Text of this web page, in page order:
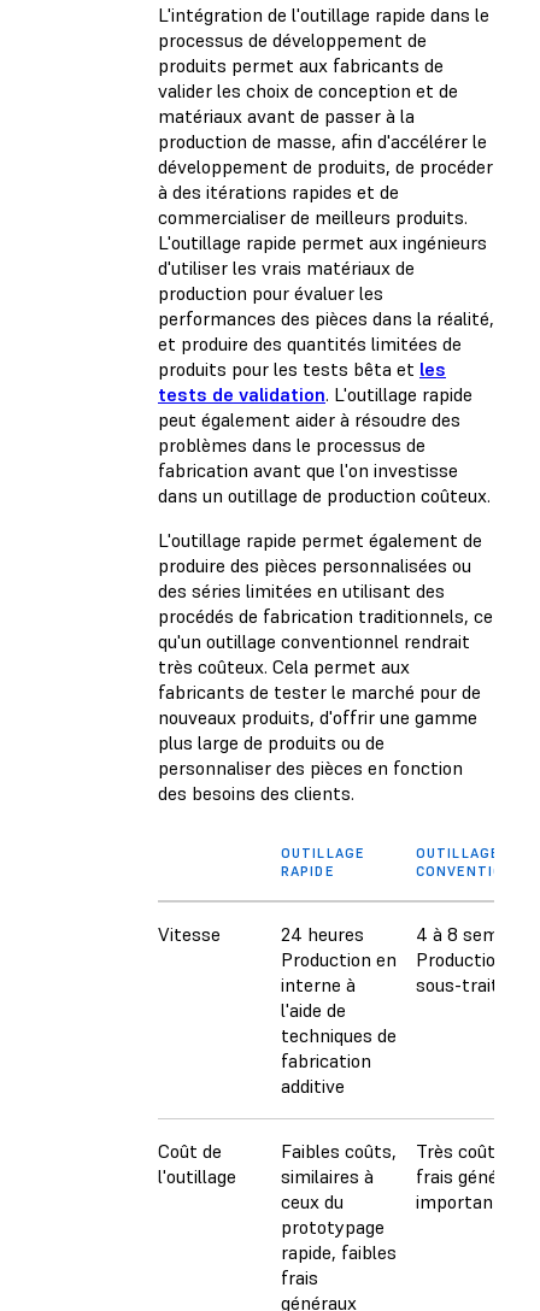
L'intégration de l'outillage rapide dans le
processus de développement de
produits permet aux fabricants de
valider les choix de conception et de
matériaux avant de passer à la
production de masse, afin d'accélérer le
développement de produits, de procéder
à des itérations rapides et de
commercialiser de meilleurs produits.
L'outillage rapide permet aux ingénieurs
d'utiliser les vrais matériaux de
production pour évaluer les
performances des pièces dans la réalité,
et produire des quantités limitées de
produits pour les tests bêta et les
tests de validation. L'outillage rapide
peut également aider à résoudre des
problèmes dans le processus de
fabrication avant que l'on investisse
dans un outillage de production coûteux.
L'outillage rapide permet également de
produire des pièces personnalisées ou
des séries limitées en utilisant des
procédés de fabrication traditionnels, ce
qu'un outillage conventionnel rendrait
très coûteux. Cela permet aux
fabricants de tester le marché pour de
nouveaux produits, d'offrir une gamme
plus large de produits ou de
personnaliser des pièces en fonction
des besoins des clients.
OUTILLAGE
RAPIDE
OUTILLAGE
Vitesse
24 heures
Production en
interne à
l'aide de
techniques de
fabrication
additive
4 à 8
Production en
sous-traitance
Coût de
l'outillage
Faibles coûts,
similaires à
ceux du
prototypage
rapide, faibles
frais
généraux
Très coûteux,
frais généraux
importants.